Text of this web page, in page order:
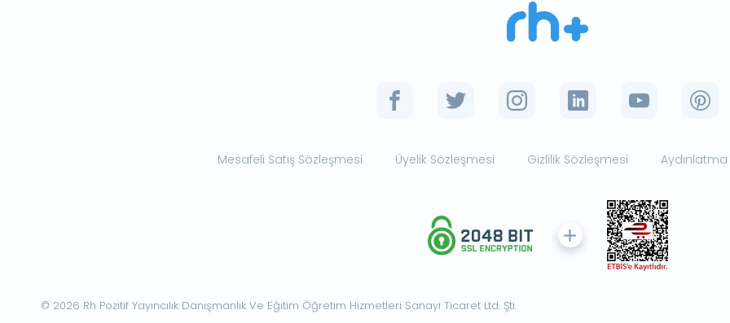
Mesafeli Satış Sözleşmesi Üyelik Sözleşmesi Gizlilik Sözleşmesi
© 2026 Rh Pozitif Yayıncılık Danışmanlık Ve Eğitim Öğretim Hizmetleri Sanayi Ticaret Ltd. Şti.